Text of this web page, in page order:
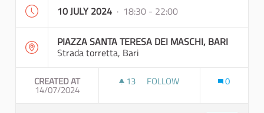
10 JULY 2024 · 18:30 - 22:00
PIAZZA SANTA TERESA DEI MASCHI, BARI
Strada torretta, Bari
CREATED AT
14/07/2024
13 13 FOLLOWERS
FOLLOW 0